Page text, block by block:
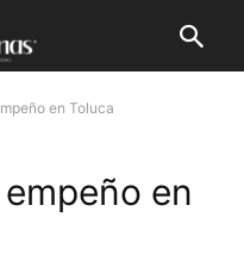
en Toluca
en